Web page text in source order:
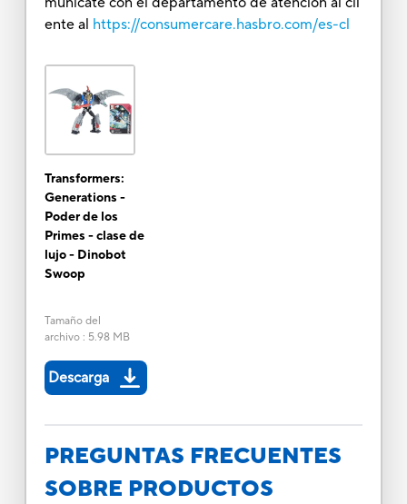
ente al https://consumercare.hasbro.com/es-cl
Transformers:
Generations -
Poder de los
Primes - clase de
lujo - Dinobot
Swoop
Tamaño del
archivo: 5.98 MB
Descarga
PREGUNTAS FRECUENTES
SOBRE PRODUCTOS